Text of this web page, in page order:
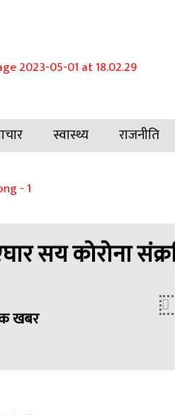
स्वास्थ्य राजनीति
सय कोरोना
खबर